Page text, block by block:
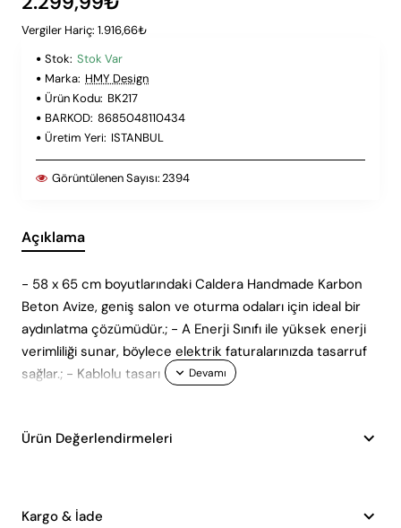
Vergiler Hariç: 1.916,66₺
Stok: Stok Var
Marka: HMY Design
Ürün Kodu: BK217
BARKOD: 8685048110434
Üretim Yeri: ISTANBUL
Görüntülenen Sayısı:2394
Açıklama
- 58 x 65 cm boyutlarındaki Caldera Handmade Karbon
Beton Avize, geniş salon ve oturma odaları için ideal bir
aydınlatma çözümüdür.; - A Enerji Sınıfı ile yüksek enerji
verimliliği sunar, böylece elektrik faturalarınızda tasarruf
sağlar.; - Kablolu tasarı
Ürün Değerlendirmeleri
Kargo & İade